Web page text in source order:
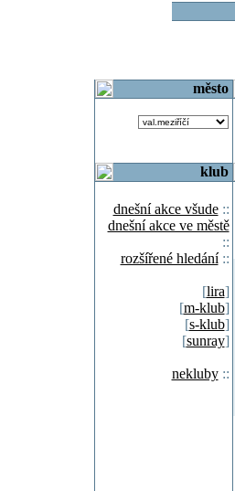
město
klub
dnešní akce všude::
dnešní akce ve městě
::
rozšířené hledání::
[lira]
[m-klub]
[s-klub]
[sunray]
nekluby::